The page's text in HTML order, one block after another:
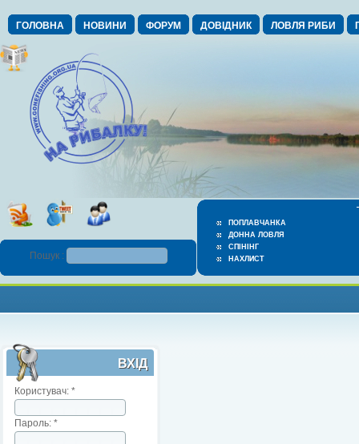
ГОЛОВНА НОВИНИ ФОРУМ ДОВІДНИК ЛОВЛЯ РИБИ
ПОПЛАВЧАНКА
ДОННА ЛОВЛЯ
СПІНІНГ
НАХЛИСТ
Пошук :
ВХІД
Користувач: *
Пароль: *